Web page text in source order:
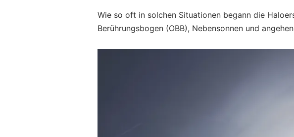
Wie so oft in solchen Situationen begann die
Berührungsbogen (OBB), Nebensonnen und